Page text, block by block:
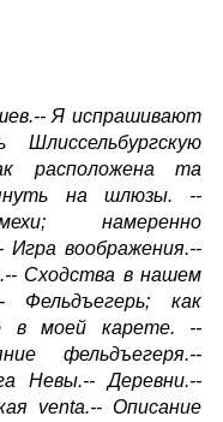
Я испрашивают
расположена та
на шлюзы. --
намеренно
Игра воображения.--
Сходства в нашем
как
в моей карете. --
фельдъегеря.--
Невы.-- Деревни.--
venta.-- Описание